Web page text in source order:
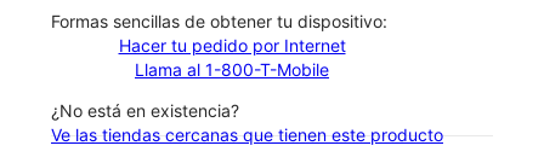
​​​​​​​Formas sencillas de obtener tu dispositivo:
Hacer tu pedido por Internet
Llama al 1-800-T-Mobile
¿No está en existencia?
Ve las tiendas cercanas que tienen este producto